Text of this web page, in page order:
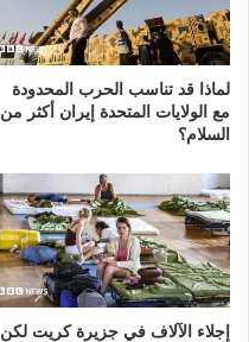
لماذا قد تناسب الحرب المحدودة
مع الولايات المتحدة إيران أكثر من
السلام؟
إجلاء الآلاف في جزيرة كريت لكن